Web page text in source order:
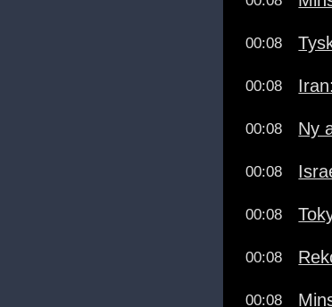
00:08
00:08
00:08 Ny
00:08
00:08
00:08
00:08